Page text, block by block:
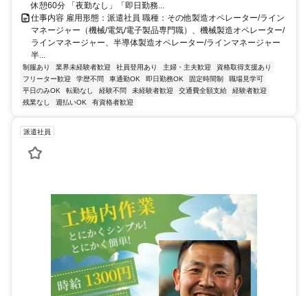
休憩60分 「夜勤なし」「即日勤務...
仕事内容 雇用形態：派遣社員 職種：その他製造オペレーター/ライン
マネージャー（機械/電気/電子製品専門職）、機械製造オペレーター/
ラインマネージャー、半導体製造オペレーター/ラインマネージャー
半...
制服あり 業界未経験者歓迎 社員登用あり 主婦・主夫歓迎
資格取得支援あり
フリーター歓迎
学歴不問 車通勤OK 即日勤務OK 固定時間制
職場見学可
平日のみOK
転勤なし 経験不問 未経験者歓迎 交通費全額支給
経験者歓迎
残業なし
週払いOK 有資格者歓迎
派遣社員